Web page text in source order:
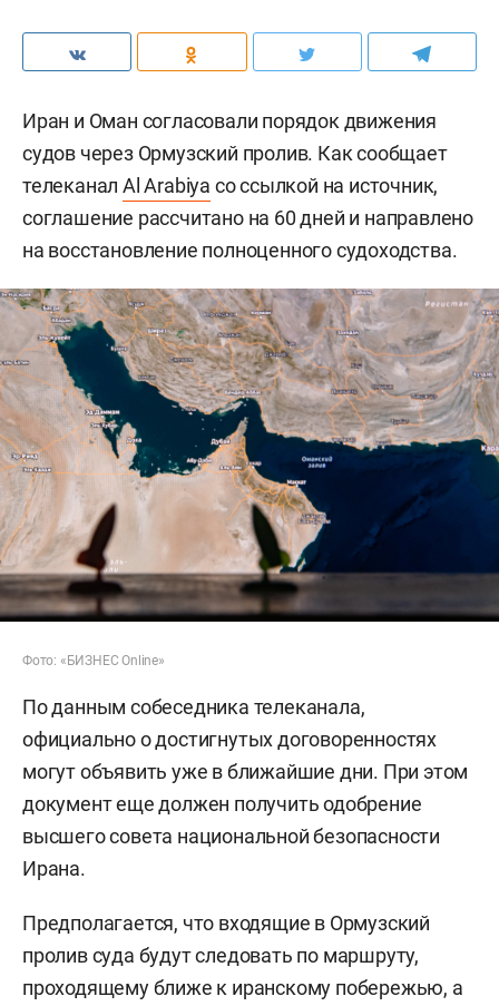
Иран и Оман согласовали порядок движения
судов через Ормузский пролив. Как сообщает
телеканалAl Arabiya со ссылкой на источник,
соглашение рассчитано на 60 дней и направлено
на восстановление полноценного судоходства.
Фото: «БИЗНЕС Online»
По данным собеседника телеканала,
официально о достигнутых договоренностях
могут объявить уже в ближайшие дни. При этом
документ еще должен получить одобрение
высшего совета национальной безопасности
Ирана.
Предполагается, что входящие в Ормузский
пролив суда будут следовать по маршруту,
проходящему ближе к иранскому побережью, а